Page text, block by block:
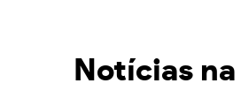
Notícias